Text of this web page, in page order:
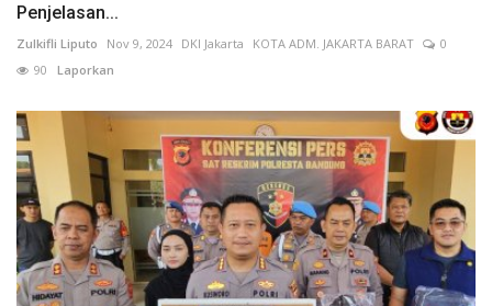
Penjelasan...
Zulkifli Liputo Nov 9, 2024 DKI Jakarta KOTA ADM. JAKARTA BARAT
0
90 Laporkan